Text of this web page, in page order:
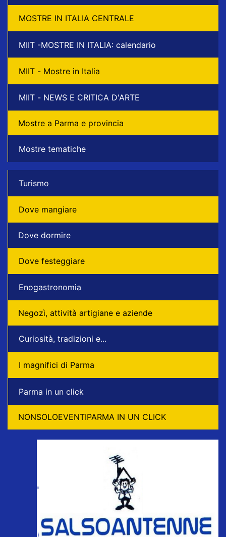
MOSTRE IN ITALIA CENTRALE
MIIT -MOSTRE IN ITALIA: calendario
MIIT - Mostre in Italia
MIIT - NEWS E CRITICA D'ARTE
Mostre a Parma e provincia
Mostre tematiche
Turismo
Dove mangiare
Dove dormire
Dove festeggiare
Enogastronomia
Negozì, attività artigiane e aziende
Curiosità, tradizioni e...
I magnifici di Parma
Parma in un click
NONSOLOEVENTIPARMA IN UN CLICK